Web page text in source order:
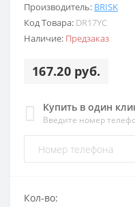
Производитель: BRISK
Код Товара: DR17YC
Наличие: Предзаказ
167.20 руб.
Купить в один
Введите номер
Кол-во: